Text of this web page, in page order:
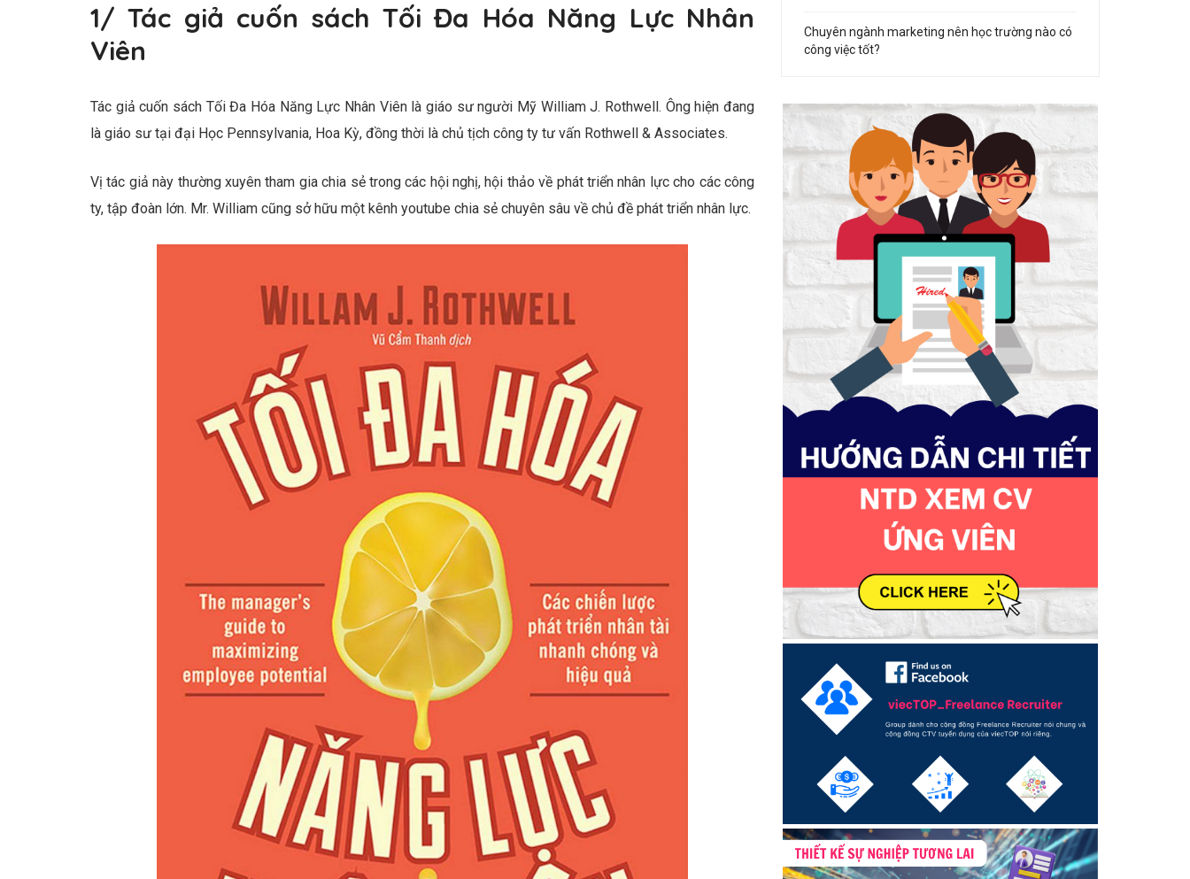
1/ Tác giả cuốn sách Tối Đa Hóa Năng Lực Nhân
Viên
Tác giả cuốn sách Tối Đa Hóa Năng Lực Nhân Viên là giáo sư người Mỹ William J. Rothwell. Ông hiện đang
là giáo sư tại đại Học Pennsylvania, Hoa Kỳ, đồng thời là chủ tịch công ty tư vấn Rothwell & Associates.
Vị tác giả này thường xuyên tham gia chia sẻ trong các hội nghị, hội thảo về phát triển nhân lực cho các công
ty, tập đoàn lớn. Mr. William cũng sở hữu một kênh youtube chia sẻ chuyên sâu về chủ đề phát triển nhân lực.
Chuyên ngành marketing nên học trường nào có
công việc tốt?